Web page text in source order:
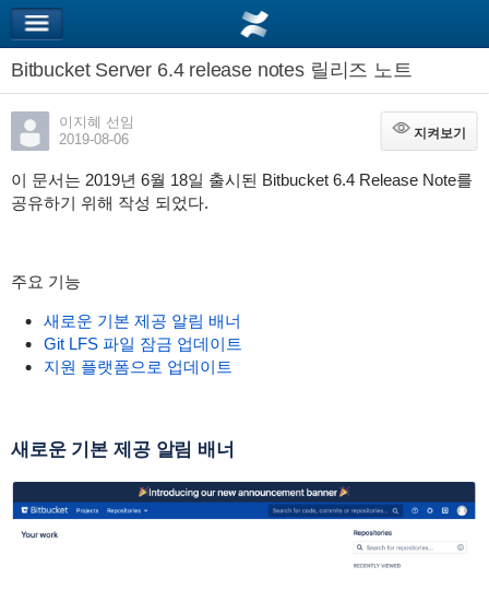
Bitbucket Server 6.4 release notes 릴리즈 노트
이지혜 선임
2019-08-06
지켜보기
지켜보기
이 문서는 2019년 6월 18일 출시된 Bitbucket 6.4 Release Note를
공유하기 위해 작성 되었다.
주요 기능
새로운 기본 제공 알림 배너
Git LFS 파일 잠금 업데이트
지원 플랫폼으로 업데이트
새로운 기본 제공 알림 배너